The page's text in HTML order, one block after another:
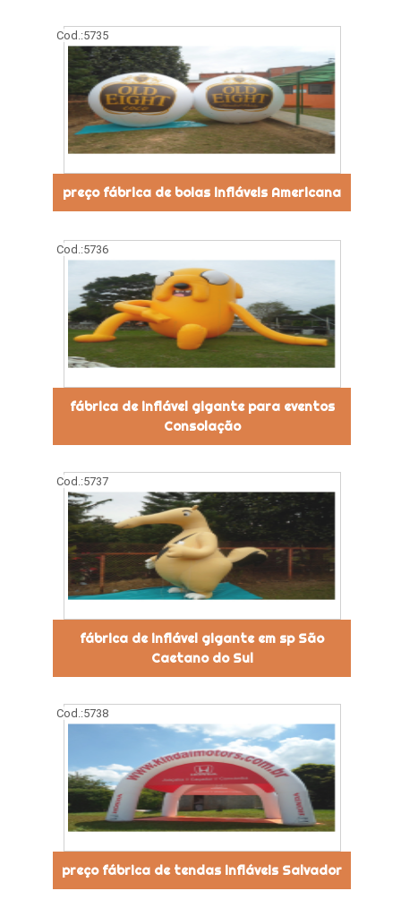
Cod.:5735
preço fábrica de boias infláveis Americana
Cod.:5736
fábrica de inflável gigante para eventos
Consolação
Cod.:5737
fábrica de inflável gigante em sp São
Caetano do Sul
Cod.:5738
preço fábrica de tendas infláveis Salvador